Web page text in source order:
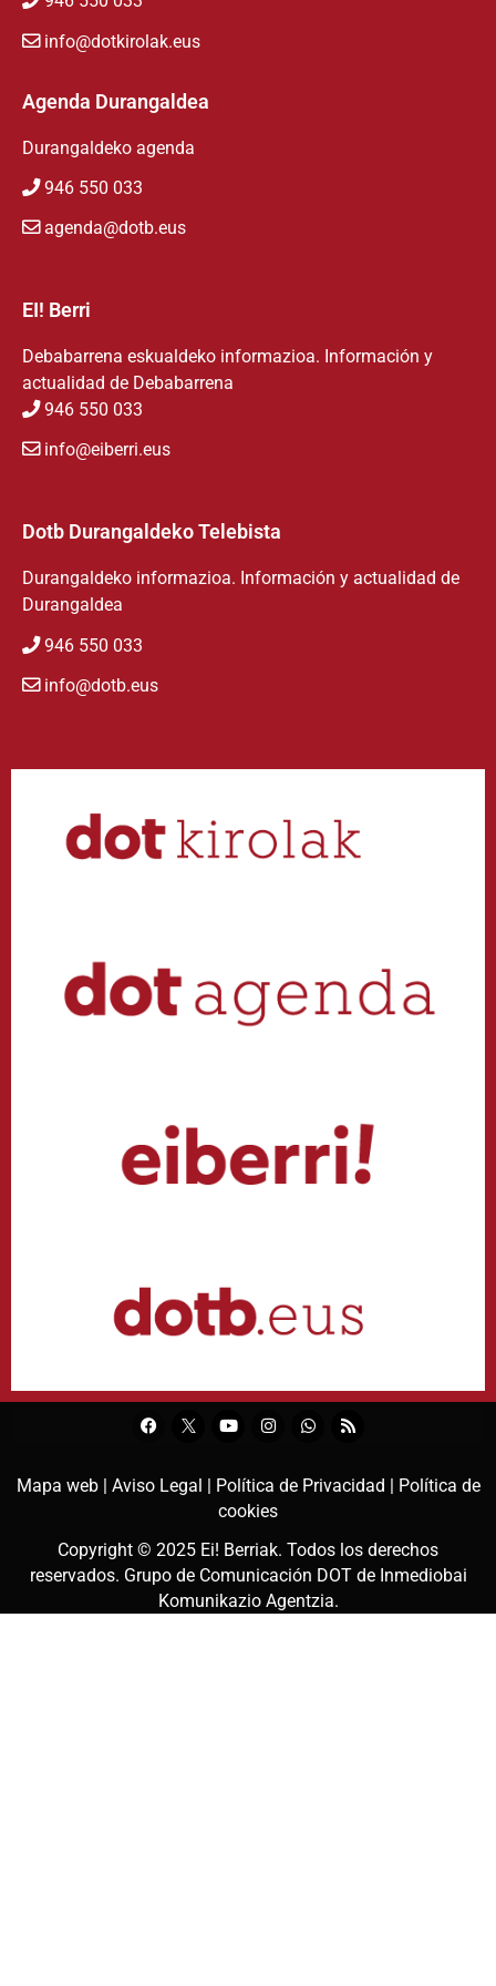
info@dotkirolak.eus
Agenda Durangaldea
Durangaldeko agenda
946 550 033
agenda@dotb.eus
EI! Berri
Debabarrena eskualdeko informazioa. Información y
actualidad de Debabarrena
946 550 033
info@eiberri.eus
Dotb Durangaldeko Telebista
Durangaldeko informazioa. Información y actualidad de
Durangaldea
946 550 033
info@dotb.eus
Mapa web | Aviso Legal | Política de Privacidad | Política de
cookies
Copyright © 2025 Ei! Berriak. Todos los derechos
reservados. Grupo de Comunicación DOT de Inmediobai
Komunikazio Agentzia.